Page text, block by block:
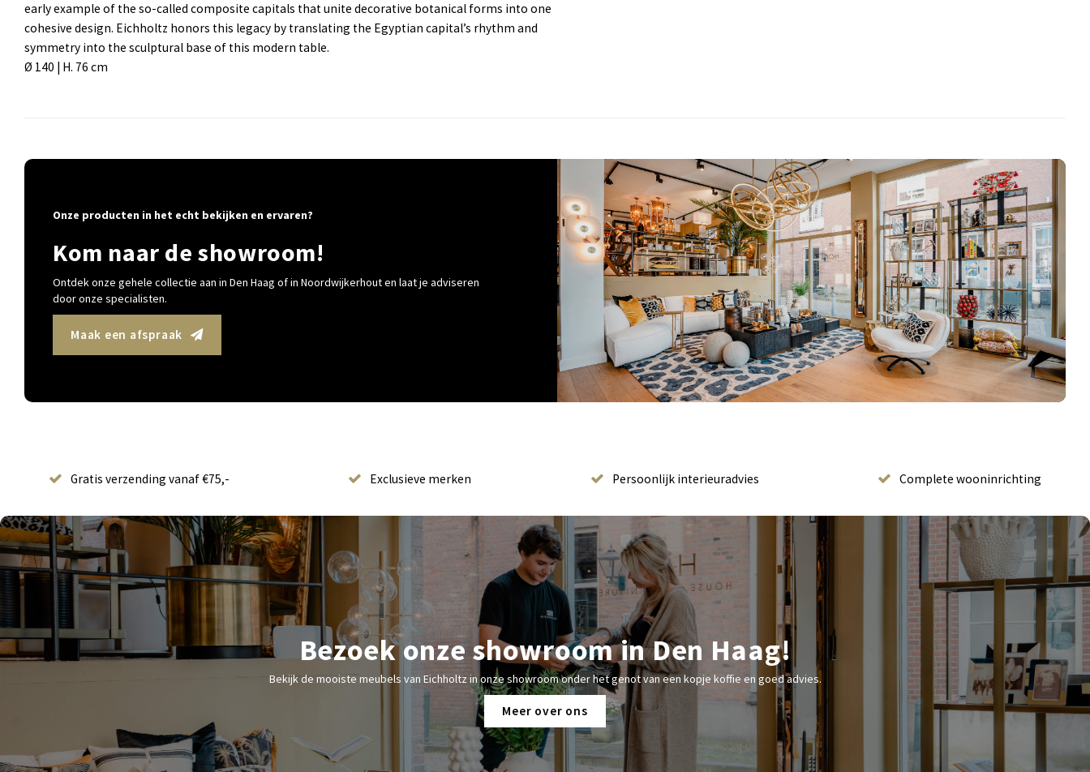
early example of the so-called composite capitals that unite decorative botanical forms into one
cohesive design. Eichholtz honors this legacy by translating the Egyptian capital’s rhythm and
symmetry into the sculptural base of this modern table.
Ø 140 | H. 76 cm
Onze producten in het echt bekijken en ervaren?
Kom naar de showroom!
Ontdek onze gehele collectie aan in Den Haag of in Noordwijkerhout en laat je adviseren
door onze specialisten.
Maak een afspraak
Gratis verzending vanaf €75,- Exclusieve merken Persoonlijk interieuradvies Complete wooninrichting
Bezoek onze showroom in Den Haag!
Bekijk de mooiste meubels van Eichholtz in onze showroom onder het genot van een kopje koffie en goed advies.
Meer over ons